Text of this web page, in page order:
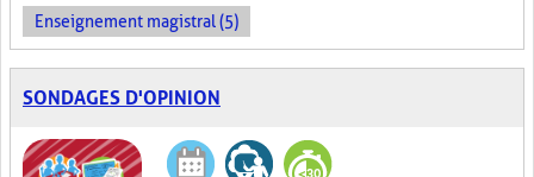
Enseignement magistral (5)
SONDAGES D'OPINION